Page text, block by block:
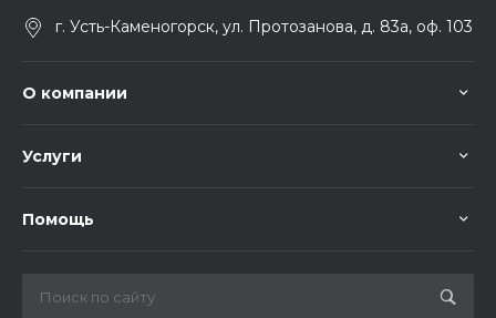
г. Усть-Каменогорск, ул. Протозанова, д. 83а, оф. 103
О компании
Услуги
Помощь